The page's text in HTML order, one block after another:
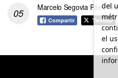
Marcelo Segovia Páez
Compartir Twittear
del
el